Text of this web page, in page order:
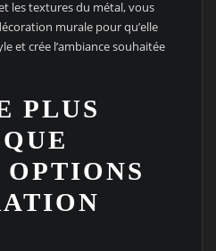
les textures du métal, vous
murale pour qu’elle
et crée l’ambiance souhaitée
PLUS
OPTIONS